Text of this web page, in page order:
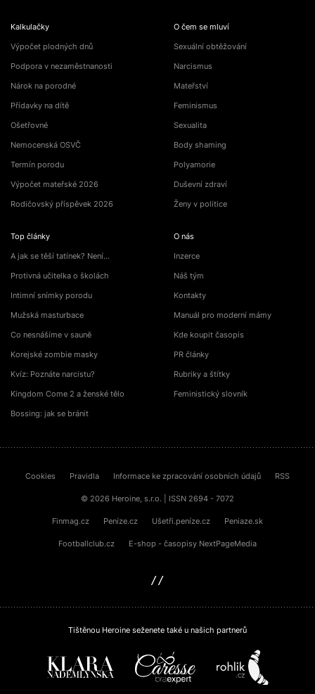
Kalkulačky
Výpočet plodných dnů
Podpora v nezaměstnanosti
Nárok na porodné
Přídavky na dítě
Ošetřovné
Nemocenská OSVČ
Termín porodu
Výpočet mateřské 2026
Rodičovský příspěvek 2026
Top články
A jak se těší tatínek? Není…
Protivná učitelka o školách
Intimní snímky porodu
Mužská masturbace
Co nesnášíme v sauně
Korejské zombie masky
Kvíz: Poznáte narcistu?
Kingdom Come 2 a ženské tělo
Bossing: jak se bránit
O čem se mluví
Sexuální obtěžování
Narcismus
Mateřství
Feminismus
Sexualita
Body shaming
Polyamorie
Duševní zdraví
Ženy v politice
O nás
Inzerce
Náš tým
Kontakty
Manuál pro moderní mámy
Kde koupit časopis
PR články
Rubriky a štítky
Feministický slovník
Cookies Pravidla Informace ke zpracování osobních údajů RSS
© 2026 Heroine, s.r.o. | ISSN 2694 - 7072
Finmag.cz Peníze.cz Ušetři.peníze.cz Peniaze.sk
Footballclub.cz E-shop - časopisy NextPageMedia
Tištěnou Heroine seženete také u našich partnerů